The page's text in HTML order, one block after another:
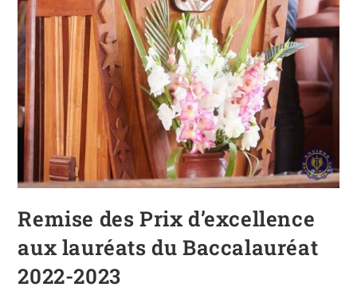
Remise des Prix d’excellence
aux lauréats du Baccalauréat
2022-2023